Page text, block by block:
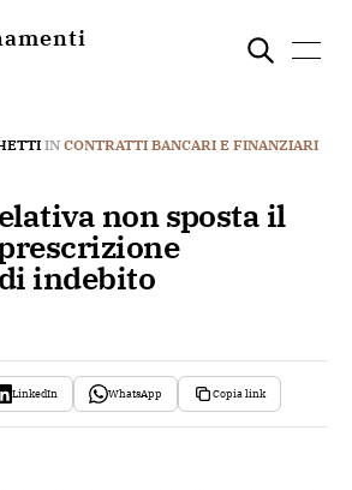
IN CONTRATTI BANCARI E FINANZIARI
non sposta il
indebito
LinkedIn WhatsApp Copia link